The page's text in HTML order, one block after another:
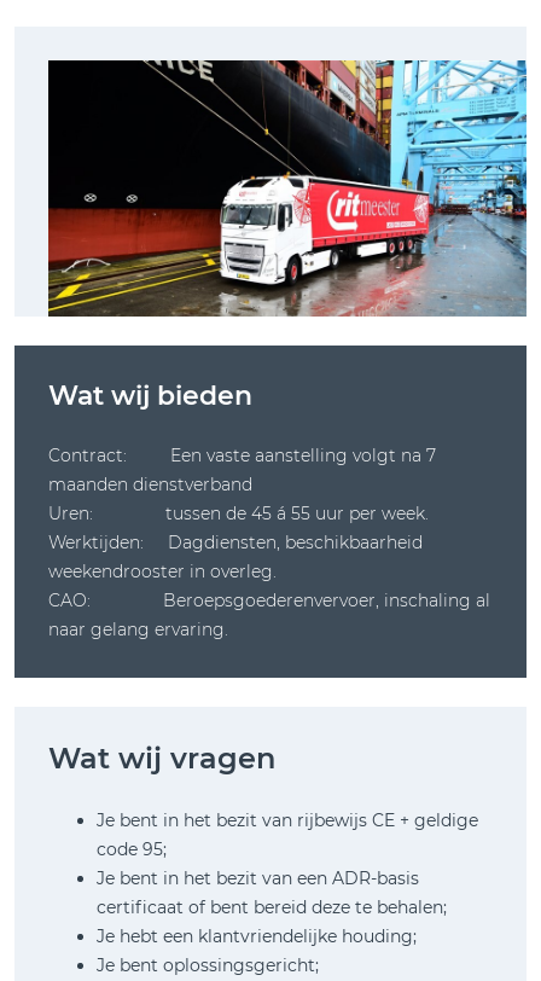
Wat wij bieden
Contract: Een vaste aanstelling volgt na 7
maanden dienstverband
Uren: tussen de 45 á 55 uur per week.
Werktijden: Dagdiensten, beschikbaarheid
weekendrooster in overleg.
CAO: Beroepsgoederenvervoer, inschaling al
naar gelang ervaring.
Wat wij vragen
Je bent in het bezit van rijbewijs CE + geldige
code 95;
Je bent in het bezit van een ADR-basis
certificaat of bent bereid deze te behalen;
Je hebt een klantvriendelijke houding;
Je bent oplossingsgericht;